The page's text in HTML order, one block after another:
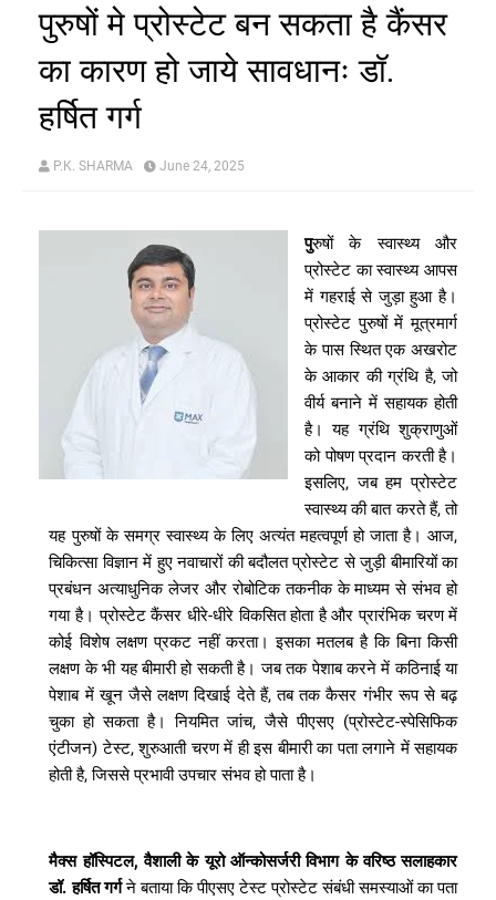
पुरुषों मे प्रोस्टेट बन सकता है कैंसर
का कारण हो जाये सावधानः डॉ.
हर्षित गर्ग
P.K. SHARMA June 24, 2025
पुरुषों के स्वास्थ्य
और
प्रोस्टेट का स्वास्थ्य आपस
में गहराई से जुड़ा हुआ है।
प्रोस्टेट पुरुषों में मूत्रमार्ग
के पास स्थित एक अखरोट
के आकार की ग्रंथि है,जो
वीर्य बनाने में सहायक होती
है।
यह ग्रंथि शुक्राणुओं
को पोषण प्रदान करती है।
इसलिए,जब हम प्रोस्टेट
स्वास्थ्य की बात करते हैं,तो
यह पुरुषों के समग्र स्वास्थ्य के लिए अत्यंत महत्वपूर्ण हो जाता है। आज,
चिकित्सा विज्ञान में हुए नवाचारों की बदौलत प्रोस्टेट से जुड़ी बीमारियों का
प्रबंधन अत्याधुनिक लेजर और रोबोटिक तकनीक के माध्यम से संभव हो
गया है। प्रोस्टेट कैंसर धीरे-धीरे विकसित होता है और प्रारंभिक चरण में
कोई विशेष लक्षण प्रकट नहीं करता। इसका मतलब है कि बिना किसी
लक्षण के भी यह बीमारी हो सकती है। जब तक पेशाब करने में कठिनाई या
पेशाब में खून जैसे लक्षण दिखाई देते हैं,तब तक कैसर गंभीर रूप से बढ़
चुका हो सकता है। नियमित जांच,जैसे पीएसए (प्रोस्टेट-स्पेसिफिक
एंटीजन)टेस्ट,शुरुआती चरण में ही इस बीमारी का पता लगाने में सहायक
होती है,जिससे प्रभावी उपचार संभव हो पाता है।
मैक्स हॉस्पिटल,वैशाली के यूरो ऑन्कोसर्जरी विभाग के वरिष्ठ सलाहकार
डॉ.हर्षित गर्ग ने बताया कि पीएसए टेस्ट प्रोस्टेट संबंधी समस्याओं का पता